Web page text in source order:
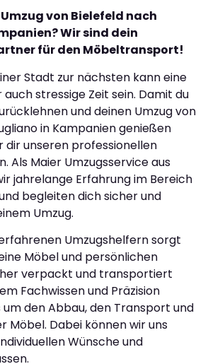
von Bielefeld nach
Wir sind dein
für den Möbeltransport!
Stadt zur nächsten kann eine
stressige Zeit sein. Damit du
und deinen Umzug von
in Kampanien genießen
dir unseren professionellen
Als Maier Umzugsservice aus
jahrelange Erfahrung im Bereich
begleiten dich sicher und
Umzug.
Umzugshelfern sorgt
Möbel und persönlichen
verpackt und transportiert
Fachwissen und Präzision
den Abbau, den Transport und
Möbel. Dabei können wir uns
Wünsche und